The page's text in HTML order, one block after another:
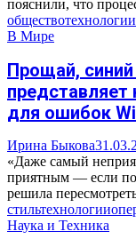
пояснили, что
обществотехнологии
В Мире
Прощай,
представляет
для ошибок
Ирина Быкова
«Даже самый
приятным — если
решила
стильтехнологии
Наука и Техника